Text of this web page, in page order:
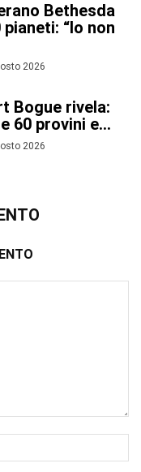
Bethesda
“Io non
2026
Bogue rivela:
60 provini e...
2026